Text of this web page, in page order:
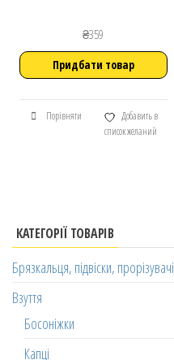
₴359
Придбати товар
Порівняти
Добавить в
список желаний
КАТЕГОРІЇ ТОВАРІВ
Брязкальця, підвіски, прорізувачі
Взуття
Босоніжки
Капці